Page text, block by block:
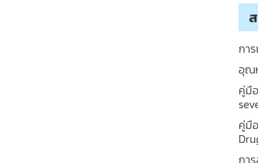
กา
อุณ
คู่มื
คู่มื
กา